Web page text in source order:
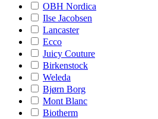
OBH Nordica
Ilse Jacobsen
Lancaster
Ecco
Juicy Couture
Birkenstock
Weleda
Bjørn Borg
Mont Blanc
Biotherm